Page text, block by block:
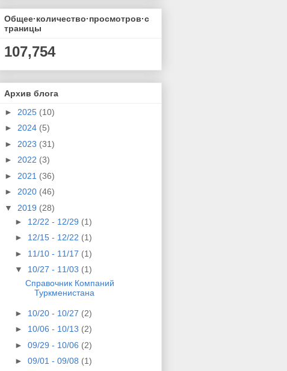
Общее·количество·просмотров·с
траницы
107,754
Архив блога
► 2025 (10)
► 2024 (5)
► 2023 (31)
► 2022 (3)
► 2021 (36)
► 2020 (46)
▼ 2019 (28)
► 12/22 - 12/29 (1)
► 12/15 - 12/22 (1)
► 11/10 - 11/17 (1)
▼ 10/27 - 11/03 (1)
Справочник Компаний
Туркменистана
► 10/20 - 10/27 (2)
► 10/06 - 10/13 (2)
► 09/29 - 10/06 (2)
► 09/01 - 09/08 (1)